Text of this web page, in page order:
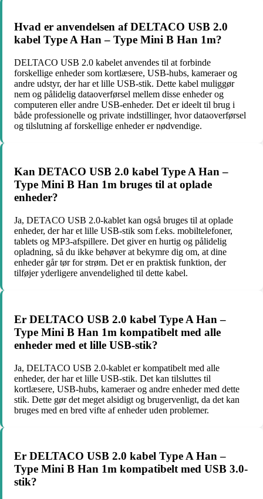
Hvad er anvendelsen af DELTACO USB 2.0
kabel Type A Han – Type Mini B Han 1m?
DELTACO USB 2.0 kabelet anvendes til at forbinde
forskellige enheder som kortlæsere, USB-hubs, kameraer og
andre udstyr, der har et lille USB-stik. Dette kabel muliggør
nem og pålidelig dataoverførsel mellem disse enheder og
computeren eller andre USB-enheder. Det er ideelt til brug i
både professionelle og private indstillinger, hvor dataoverførsel
og tilslutning af forskellige enheder er nødvendige.
Kan DETACO USB 2.0 kabel Type A Han –
Type Mini B Han 1m bruges til at oplade
enheder?
Ja, DETACO USB 2.0-kablet kan også bruges til at oplade
enheder, der har et lille USB-stik som f.eks. mobiltelefoner,
tablets og MP3-afspillere. Det giver en hurtig og pålidelig
opladning, så du ikke behøver at bekymre dig om, at dine
enheder går tør for strøm. Det er en praktisk funktion, der
tilføjer yderligere anvendelighed til dette kabel.
Er DELTACO USB 2.0 kabel Type A Han –
Type Mini B Han 1m kompatibelt med alle
enheder med et lille USB-stik?
Ja, DELTACO USB 2.0-kablet er kompatibelt med alle
enheder, der har et lille USB-stik. Det kan tilsluttes til
kortlæsere, USB-hubs, kameraer og andre enheder med dette
stik. Dette gør det meget alsidigt og brugervenligt, da det kan
bruges med en bred vifte af enheder uden problemer.
Er DELTACO USB 2.0 kabel Type A Han –
Type Mini B Han 1m kompatibelt med USB 3.0-
stik?